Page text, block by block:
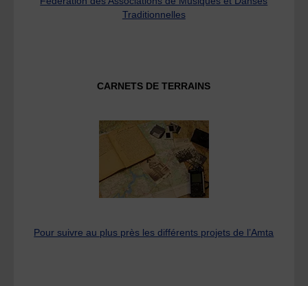
Traditionnelles
CARNETS DE TERRAINS
Pour suivre au plus près les différents projets de l’Amta